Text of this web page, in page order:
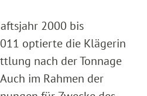
2000 bis
optierte die Klägerin
nach der Tonnage
im Rahmen der